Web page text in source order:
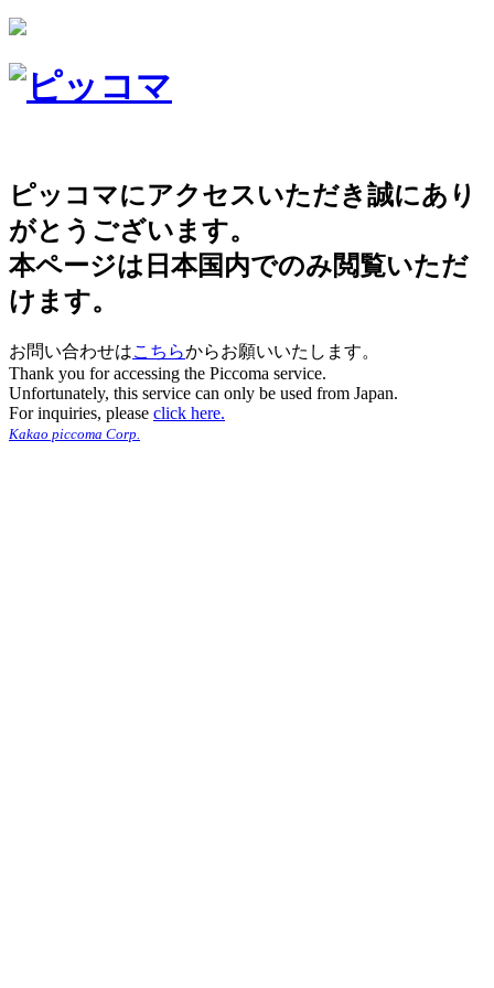
ピッコマにアクセスいただき誠にあり
がとうございます。
本ページは日本国内でのみ閲覧いただ
けます。
お問い合わせはこちらからお願いいたします。
Thank you for accessing the Piccoma service.
Unfortunately, this service can only be used from Japan.
For inquiries, please click here.
Kakao piccoma Corp.